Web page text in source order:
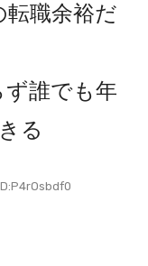
職余裕だ
ず誰でも年
る